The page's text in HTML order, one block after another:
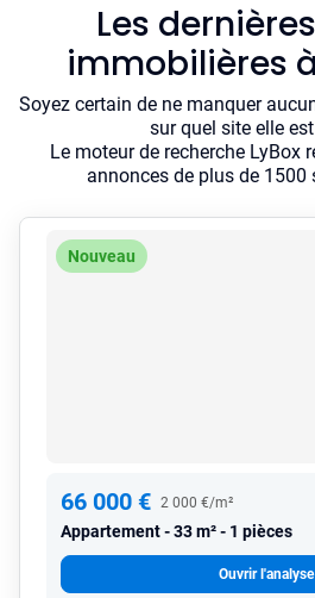
Les
immobilières
Soyez certain de ne manquer
sur quel site elle
Le moteur de recherche LyBox
annonces de plus de 1500
Nouveau
66 000 € 2 000 €/m²
Appartement 33 m² - 1 pièces
Ouvrir l'analyse